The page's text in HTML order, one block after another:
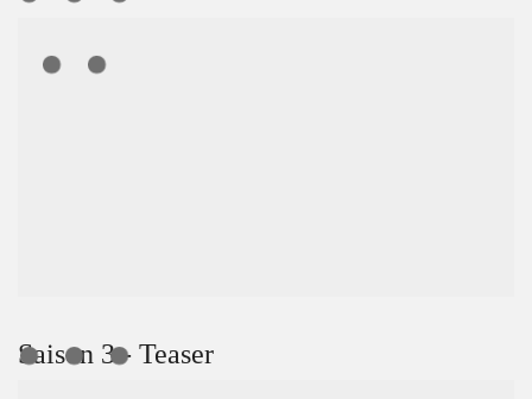
Saison 3 - Teaser